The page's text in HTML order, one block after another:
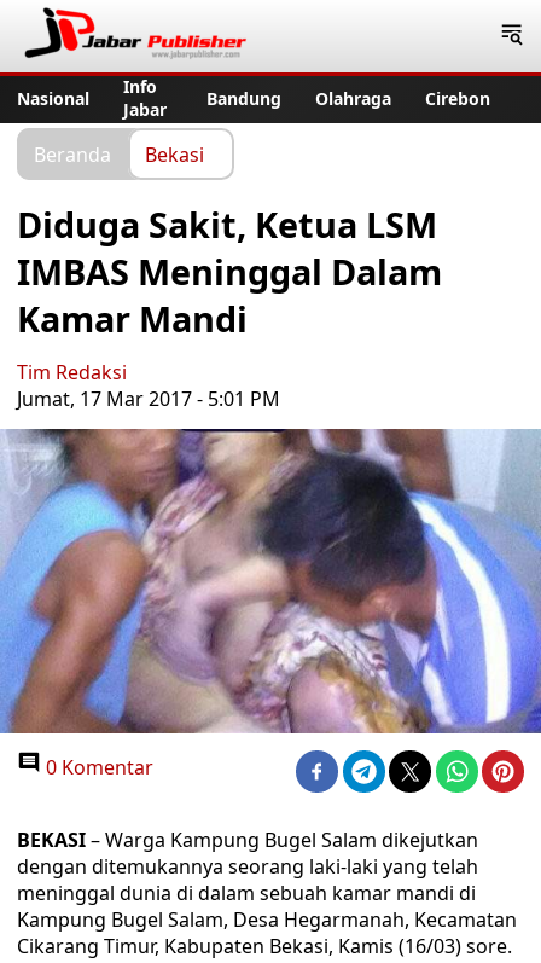
Nasional
Info
Jabar
Bandung Olahraga Cirebon
Beranda Bekasi
Diduga Sakit, Ketua LSM
IMBAS Meninggal Dalam
Kamar Mandi
Tim Redaksi
Jumat, 17 Mar 2017 - 5:01 PM
0 Komentar
BEKASI– Warga Kampung Bugel Salam dikejutkan
dengan ditemukannya seorang laki-laki yang telah
meninggal dunia di dalam sebuah kamar mandi di
Kampung Bugel Salam, Desa Hegarmanah, Kecamatan
Cikarang Timur, Kabupaten Bekasi, Kamis (16/03) sore.